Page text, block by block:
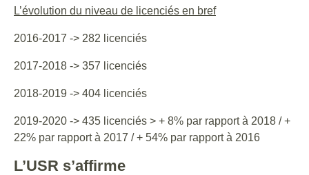
L’évolution du niveau de licenciés en bref
2016-2017 -> 282 licenciés
2017-2018 -> 357 licenciés
2018-2019 -> 404 licenciés
2019-2020 -> 435 licenciés > + 8% par rapport à 2018 / +
22% par rapport à 2017 / + 54% par rapport à 2016
L’USR s’affirme